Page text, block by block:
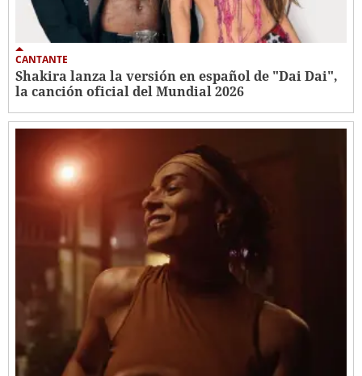
CANTANTE
Shakira lanza la versión en español de "Dai Dai",
la canción oficial del Mundial 2026